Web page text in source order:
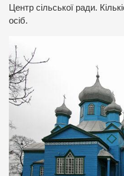
Центр сільської ради.
осіб.